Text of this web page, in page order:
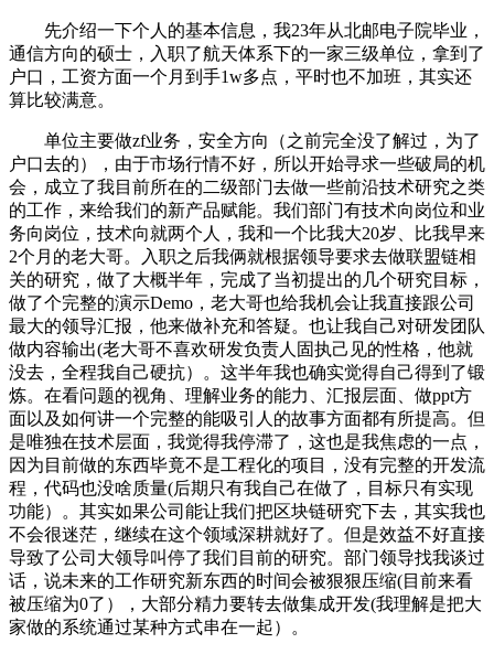
先介绍一下个人的基本信息，我23年从北邮电子院毕业，
通信方向的硕士，入职了航天体系下的一家三级单位，拿到了
户口，工资方面一个月到手1w多点，平时也不加班，其实还
算比较满意。
单位主要做zf业务，安全方向（之前完全没了解过，为了
户口去的），由于市场行情不好，所以开始寻求一些破局的机
会，成立了我目前所在的二级部门去做一些前沿技术研究之类
的工作，来给我们的新产品赋能。我们部门有技术向岗位和业
务向岗位，技术向就两个人，我和一个比我大20岁、比我早来
2个月的老大哥。入职之后我俩就根据领导要求去做联盟链相
关的研究，做了大概半年，完成了当初提出的几个研究目标，
做了个完整的演示Demo，老大哥也给我机会让我直接跟公司
最大的领导汇报，他来做补充和答疑。也让我自己对研发团队
做内容输出(老大哥不喜欢研发负责人固执己见的性格，他就
没去，全程我自己硬抗）。这半年我也确实觉得自己得到了锻
炼。在看问题的视角、理解业务的能力、汇报层面、做ppt方
面以及如何讲一个完整的能吸引人的故事方面都有所提高。但
是唯独在技术层面，我觉得我停滞了，这也是我焦虑的一点，
因为目前做的东西毕竟不是工程化的项目，没有完整的开发流
程，代码也没啥质量(后期只有我自己在做了，目标只有实现
功能）。其实如果公司能让我们把区块链研究下去，其实我也
不会很迷茫，继续在这个领域深耕就好了。但是效益不好直接
导致了公司大领导叫停了我们目前的研究。部门领导找我谈过
话，说未来的工作研究新东西的时间会被狠狠压缩(目前来看
被压缩为0了），大部分精力要转去做集成开发(我理解是把大
家做的系统通过某种方式串在一起）。